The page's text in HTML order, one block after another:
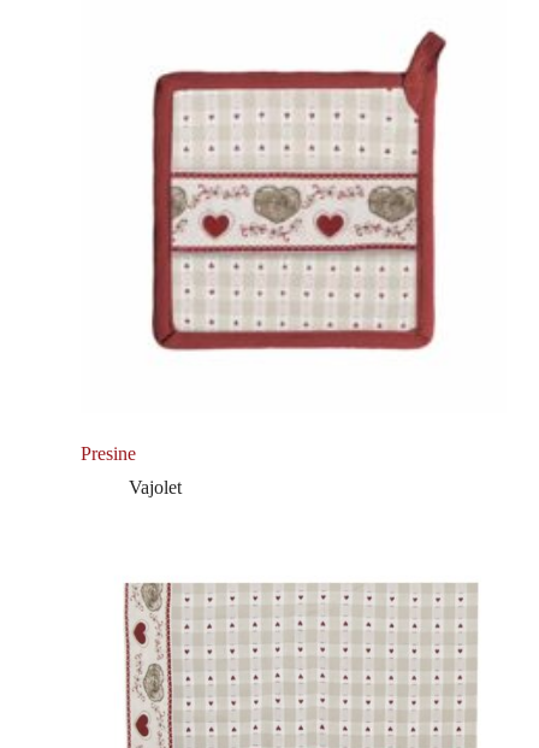
Presine
Vajolet